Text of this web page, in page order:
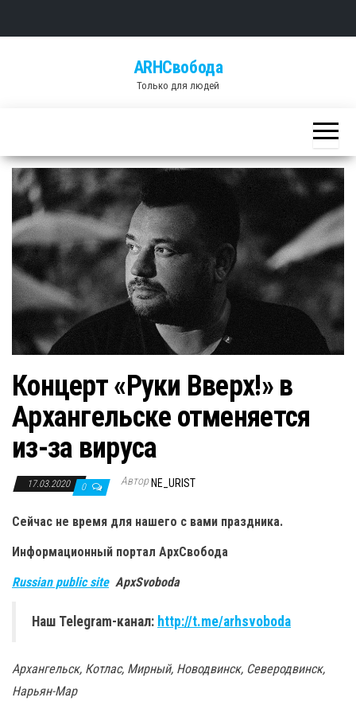
ARHСвобода
Только для людей
Концерт «Руки Вверх!» в
Архангельске отменяется
из-за вируса
17.03.2020 0 Автор NE_URIST
Сейчас не время для нашего с вами праздника.
Информационный портал АрхСвобода
Russian public siteApxSvoboda
Наш Telegram-канал: http://t.me/arhsvoboda
Архангельск, Котлас, Мирный, Новодвинск, Северодвинск,
Нарьян-Мар